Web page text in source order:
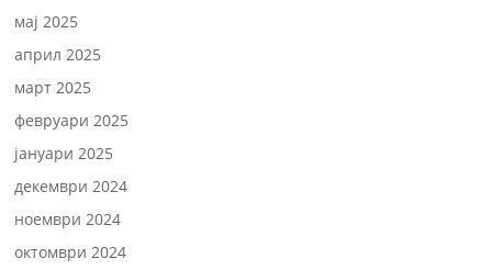
мај 2025
април 2025
март 2025
февруари 2025
јануари 2025
декември 2024
ноември 2024
октомври 2024